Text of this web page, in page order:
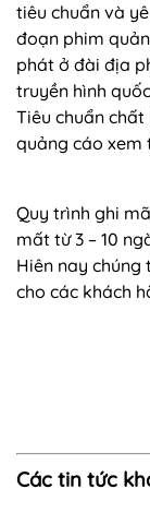
tiêu chuẩn và
đoạn phim
phát ở đài địa
truyền hình
Tiêu chuẩn
quảng cáo xem
Quy trình ghi
mất từ 3 – 10
Hiên nay
cho các khách
Các tin tức